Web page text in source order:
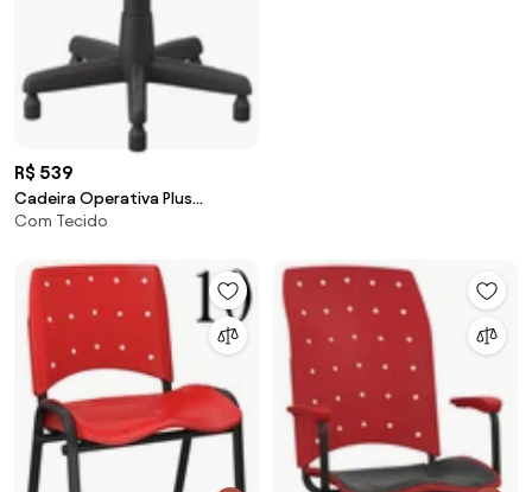
R$ 539
Cadeira Operativa Plus
Secretária Com Sapata -
Com Tecido